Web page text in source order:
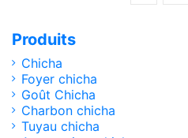
Produits
Chicha
Foyer chicha
Goût Chicha
Charbon chicha
Tuyau chicha